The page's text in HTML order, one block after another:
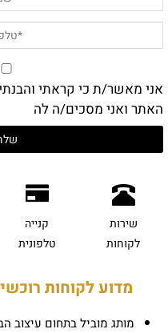
אני מאשר/ת כי קראתי
האתר ואני מסכים/ה לה
שירות
לקוחות
קנייה
טלפונית
מדוע לקוחות
מותג מוביל בתחום עיצוב